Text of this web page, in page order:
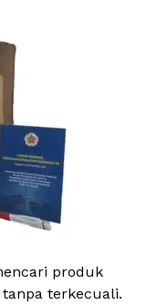
produk
terkecuali.